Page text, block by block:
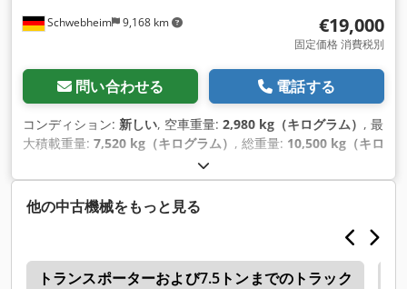
Schwebheim 9,168 km €19,000
固定価格 消費税別
問い合わせる 電話する
コンディション: 新しい, 空車重量: 2,980 kg（キログラム） , 最
大積載重量: 7,520 kg（キログラム） , 総重量: 10,500 kg（キロ
, 荷室長:
mm, サスペンション:鋼, タイヤサイズ:245 / 70 R 17,5, ホイ
ールベース:990 mm , 色: その他
イヤサイズ:245 / 70 R 17,5, 後輪タイヤサイズ:
バイオディーゼ
ル, 装備:ABS（アンチロック・ブレーキ・システム）, 圧縮空
気ブレーキ,
他の中古機械をもっと見る
トランスポーターおよび7.5トンまでのトラック